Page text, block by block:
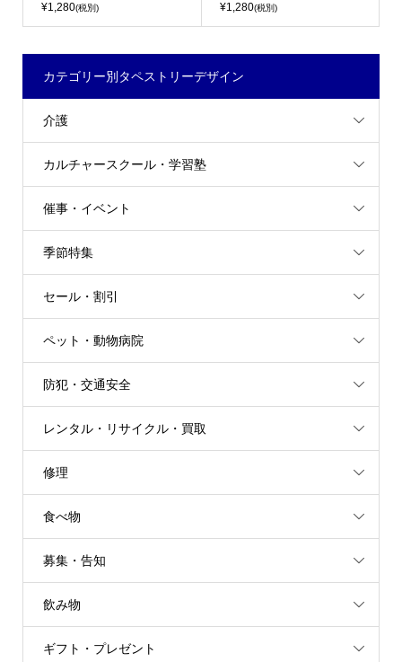
¥1,280(税別)
¥1,280(税別)
カテゴリー別タペストリーデザイン
介護
カルチャースクール・学習塾
催事・イベント
季節特集
セール・割引
ペット・動物病院
防犯・交通安全
レンタル・リサイクル・買取
修理
食べ物
募集・告知
飲み物
ギフト・プレゼント